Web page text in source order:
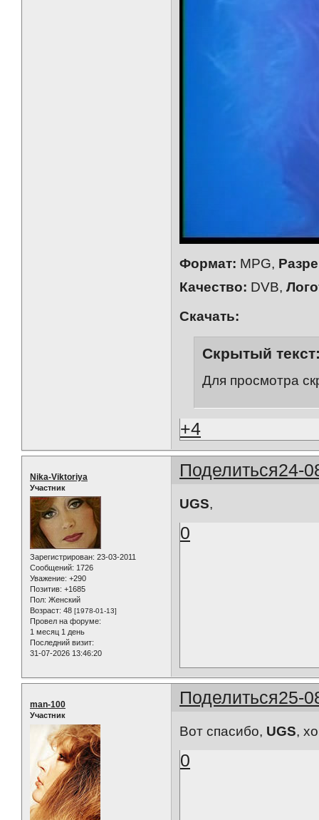
Формат: MPG,
Качество: DVB,
Скачать:
Скрытый
Для просмотра
+4
Поделиться24-
Nika-Viktoriya
Участник
Зарегистрирован: 23-03-2011
Сообщений: 1726
Уважение: +290
Позитив: +1685
Пол: Женский
Возраст: 48 [1978-01-13]
Провел на форуме:
1 месяц 1 день
Последний визит:
31-07-2026 13:46:20
UGS,
0
Поделиться25-
man-100
Участник
Вот спасибо, UGS,
0